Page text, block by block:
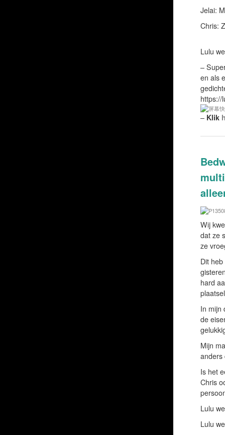
Jelai:
Chris:
Lulu
–
en als
https://
– Klik
Wij
dat ze
ze
Dit
hard
In mijn
de
Mijn
anders
Is het
Chris
Lulu
Lulu